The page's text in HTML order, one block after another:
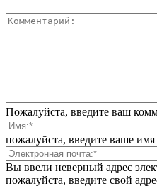
Пожалуйста, введите ваш
пожалуйста, введите ваше имя
Вы ввели неверный адрес
пожалуйста, введите свой